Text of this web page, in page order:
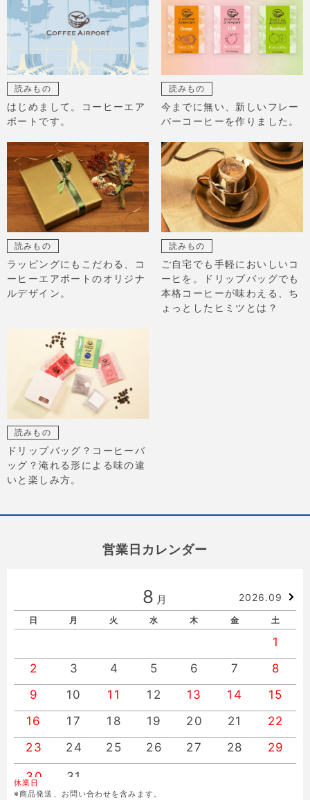
読みもの
はじめまして。コーヒーエア
ポートです。
読みもの
今までに無い、新しいフレー
バーコーヒーを作りました。
読みもの
ラッピングにもこだわる、コ
ーヒーエアポートのオリジナ
ルデザイン。
読みもの
ご自宅でも手軽においしいコ
ーヒを。ドリップバッグでも
本格コーヒーが味わえる、ち
ょっとしたヒミツとは？
読みもの
ドリップバッグ？コーヒーバ
ッグ？淹れる形による味の違
いと楽しみ方。
営業日カレンダー
8 月 2026.09
日 月 火 水 木 金 土
1
2
3 4 5 6 7
8
9
10 11 12 13 14
15
16
17 18 19 20 21
22
23
24 25 26 27 28 29
30 31
休業日
※商品発送、お問い合わせを含みます。